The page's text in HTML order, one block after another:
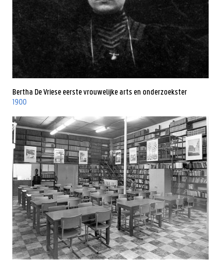
Bertha De Vriese eerste vrouwelijke arts en onderzoekster
1900